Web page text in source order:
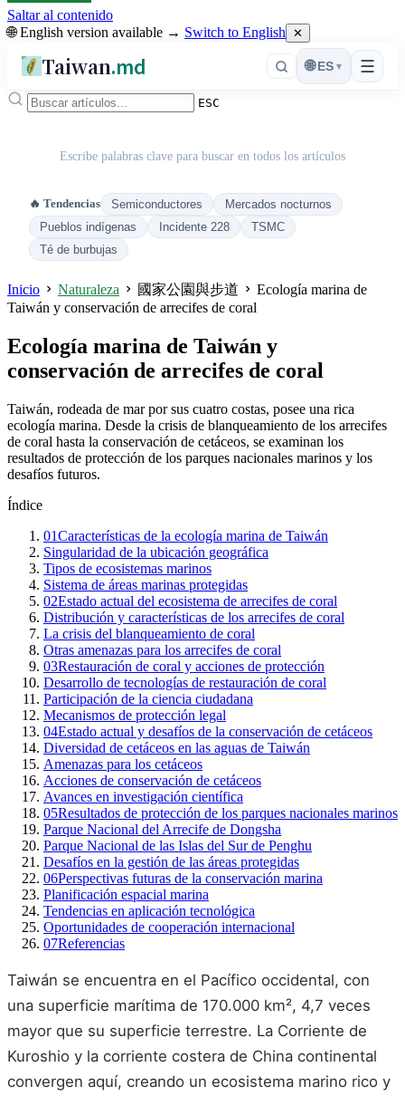
Saltar al contenido
🌐 English version available → Switch to English ✕
Taiwan.md ☰
🌐 ES ▾
ESC
Escribe palabras clave para buscar en todos los artículos
🔥 Tendencias Semiconductores
Mercados nocturnos
Pueblos indígenas
Incidente 228
TSMC
Té de burbujas
Inicio Naturaleza 國家公園與步道
Ecología marina de
Taiwán y conservación de arrecifes de coral
Ecología marina de Taiwán y
conservación de arrecifes de coral
Taiwán, rodeada de mar por sus cuatro costas, posee una rica
ecología marina. Desde la crisis de blanqueamiento de los arrecifes
de coral hasta la conservación de cetáceos, se examinan los
resultados de protección de los parques nacionales marinos y los
desafíos futuros.
Índice
01Características de la ecología marina de Taiwán
Singularidad de la ubicación geográfica
Tipos de ecosistemas marinos
Sistema de áreas marinas protegidas
02Estado actual del ecosistema de arrecifes de coral
Distribución y características de los arrecifes de coral
La crisis del blanqueamiento de coral
Otras amenazas para los arrecifes de coral
03Restauración de coral y acciones de protección
Desarrollo de tecnologías de restauración de coral
Participación de la ciencia ciudadana
Mecanismos de protección legal
04Estado actual y desafíos de la conservación de cetáceos
Diversidad de cetáceos en las aguas de Taiwán
Amenazas para los cetáceos
Acciones de conservación de cetáceos
Avances en investigación científica
05Resultados de protección de los parques nacionales marinos
Parque Nacional del Arrecife de Dongsha
Parque Nacional de las Islas del Sur de Penghu
Desafíos en la gestión de las áreas protegidas
06Perspectivas futuras de la conservación marina
Planificación espacial marina
Tendencias en aplicación tecnológica
Oportunidades de cooperación internacional
07Referencias
Taiwán se encuentra en el Pacífico occidental, con
una superficie marítima de 170.000 km², 4,7 veces
mayor que su superficie terrestre. La Corriente de
Kuroshio y la corriente costera de China continental
convergen aquí, creando un ecosistema marino rico y